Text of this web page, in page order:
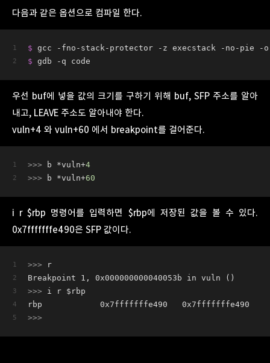
다음과 같은 옵션으로 컴파일 한다.
$ gcc -fno-stack-protector -z execstack -no-pie -o
$ gdb -q code
우선 buf에 넣을 값의 크기를 구하기 위해 buf, SFP 주소를 알아
내고, LEAVE 주소도 알아내야 한다.
vuln+4 와 vuln+60 에서 breakpoint를 걸어준다.
>>> b *vuln+4
>>>
b *vuln+60
i r $rbp 명령어를 입력하면 $rbp에 저장된 값을 볼 수 있다.
0x7fffffffe490은 SFP 값이다.
>>>
r
Breakpoint 1, 0x000000000040053b in vuln ()
>>>
i r $rbp
rbp            0x7fffffffe490   0x7fffffffe490
>>>